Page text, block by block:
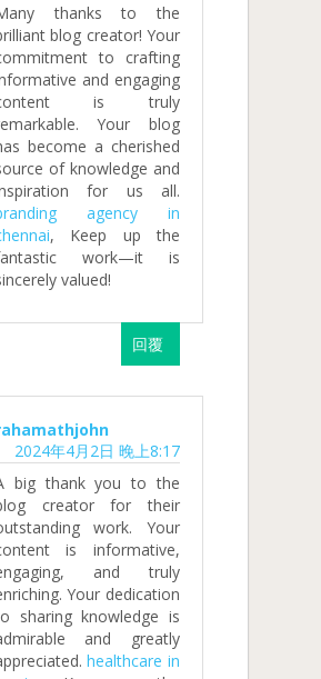
thanks to the
blog creator! Your
to crafting
and engaging
is truly
Your blog
become a cherished
of knowledge and
for us all.
agency in
, Keep up the
work—it is
valued!
回覆
2024年4月2日 晚上8:17
big thank you to the
creator for their
work. Your
is informative,
and truly
Your dedication
sharing knowledge is
and greatly
healthcare in